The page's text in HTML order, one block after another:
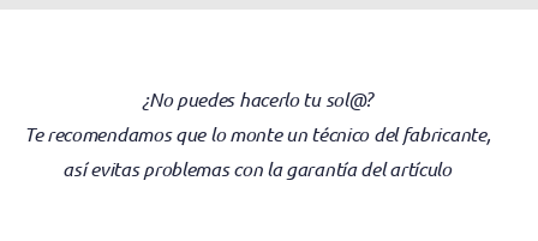
¿No puedes hacerlo tu sol@?
Te recomendamos que lo monte un técnico del fabricante,
así evitas problemas con la garantía del artículo